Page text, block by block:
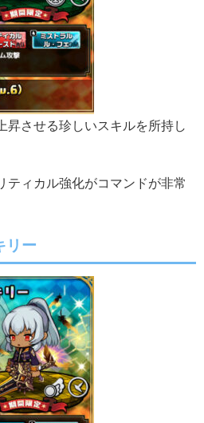
昇させる珍しいスキルを所持し
ティカル強化がコマンドが非常
リー